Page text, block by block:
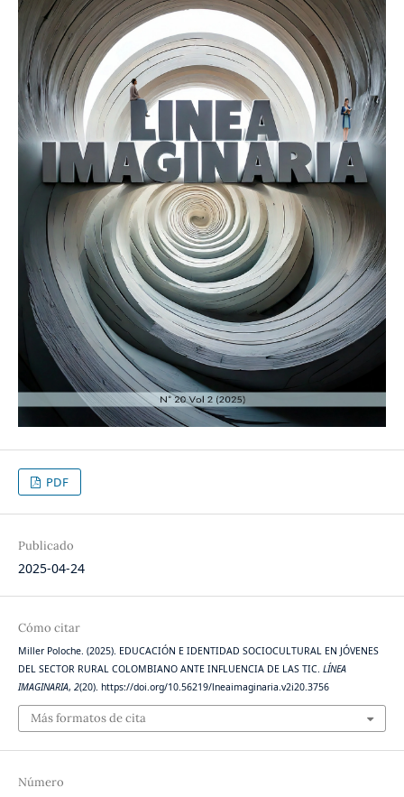
PDF
Publicado
2025-04-24
Cómo citar
Miller Poloche. (2025). EDUCACIÓN E IDENTIDAD SOCIOCULTURAL EN JÓVENES
DEL SECTOR RURAL COLOMBIANO ANTE INFLUENCIA DE LAS TIC. LÍNEA
IMAGINARIA, 2(20). https://doi.org/10.56219/lneaimaginaria.v2i20.3756
Más formatos de cita
Número